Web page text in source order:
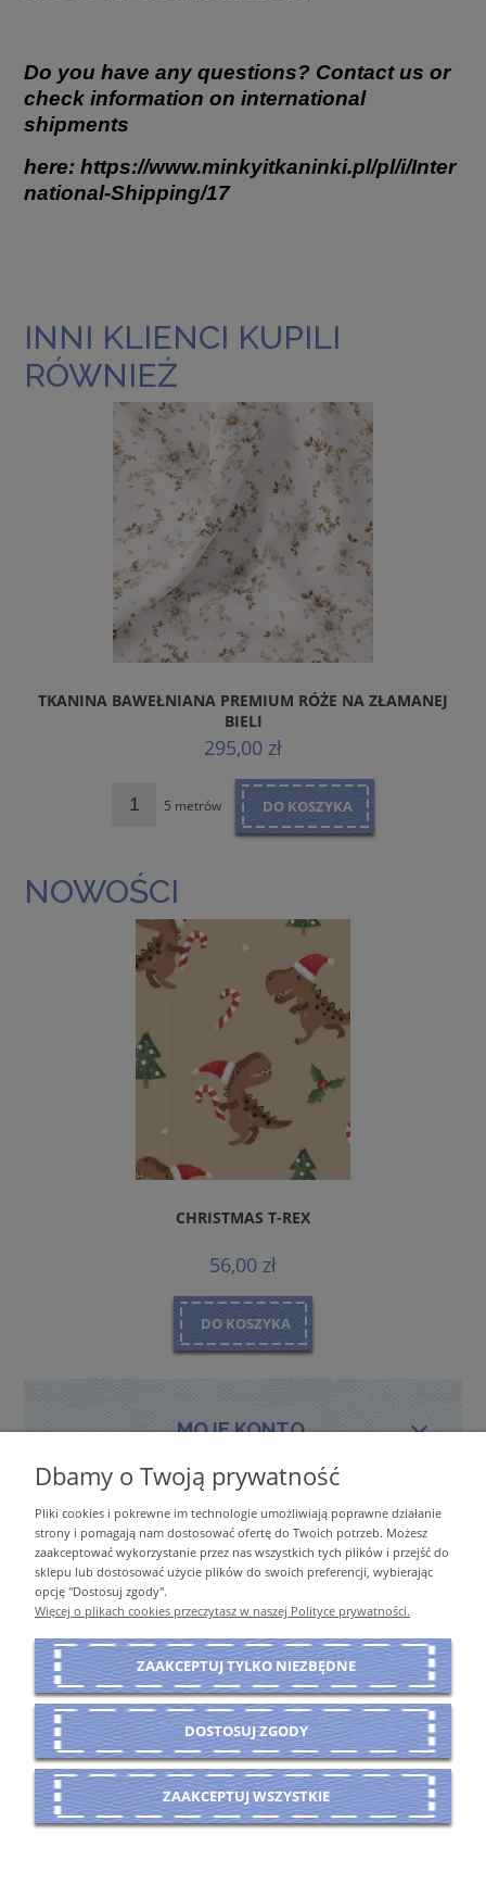
Do you have any questions? Contact us or
check information on international
shipments
here: https://www.minkyitkaninki.pl/pl/i/Inter
national-Shipping/17
INNI KLIENCI KUPILI
RÓWNIEŻ
TKANINA BAWEŁNIANA PREMIUM RÓŻE NA ZŁAMANEJ
BIELI
295,00 zł
5 metrów DO KOSZYKA
NOWOŚCI
CHRISTMAS T-REX
56,00 zł
DO KOSZYKA
MOJE KONTO
PŁATNOŚCI I DOSTAWA
INFORMACJE
O NAS
POKAŻ PEŁNĄ WERSJĘ STRONY
Sklep internetowy Shoper Premium
Dbamy o Twoją prywatność
Pliki cookies i pokrewne im technologie umożliwiają poprawne działanie
strony i pomagają nam dostosować ofertę do Twoich potrzeb. Możesz
zaakceptować wykorzystanie przez nas wszystkich tych plików i przejść do
sklepu lub dostosować użycie plików do swoich preferencji, wybierając
opcję "Dostosuj zgody".
Więcej o plikach cookies przeczytasz w naszej Polityce prywatności.
ZAAKCEPTUJ TYLKO NIEZBĘDNE
DOSTOSUJ ZGODY
ZAAKCEPTUJ WSZYSTKIE